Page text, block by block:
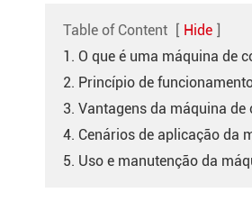
Table of Content [ Hide ]
1. O que é uma máquina de
2. Princípio de
3. Vantagens da máquina de
4. Cenários de aplicação da
5. Uso e manutenção da